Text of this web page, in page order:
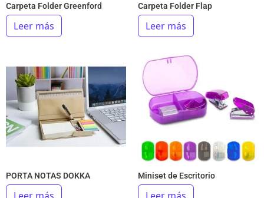
Carpeta Folder Greenford
Leer más
Carpeta Folder Flap
Leer más
PORTA NOTAS DOKKA
Leer más
Miniset de Escritorio
Leer más